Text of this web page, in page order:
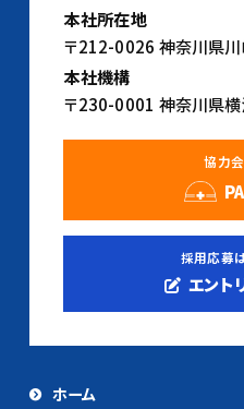
本社所在地
〒212-0026 神奈川県
本社機構
〒230-0001 神奈川県
協力
採用応募
エント
ホーム